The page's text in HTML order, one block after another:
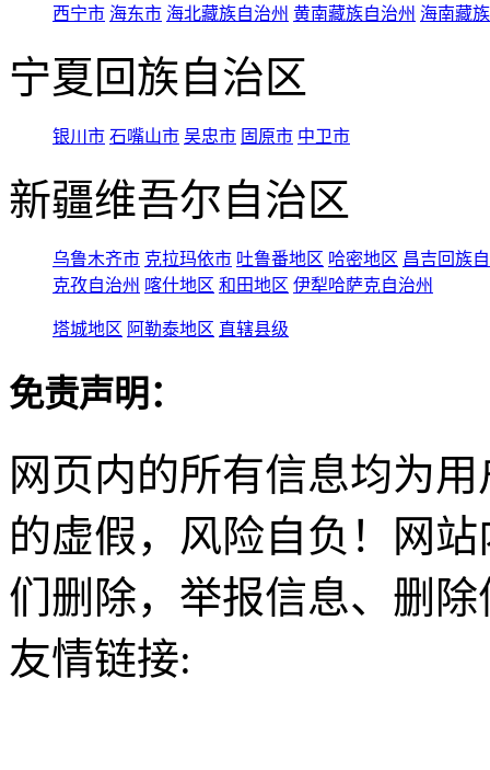
西宁市 海东市 海北藏族自治州 黄南藏族自治州 海南藏
宁夏回族自治区
银川市 石嘴山市 吴忠市 固原市 中卫市
新疆维吾尔自治区
乌鲁木齐市 克拉玛依市 吐鲁番地区 哈密地区 昌吉回族
克孜自治州 喀什地区 和田地区 伊犁哈萨克自治州
塔城地区 阿勒泰地区 直辖县级
免责声明：
网页内的所有信息均为
的虚假，风险自负！网
们删除，举报信息、删
友情链接: